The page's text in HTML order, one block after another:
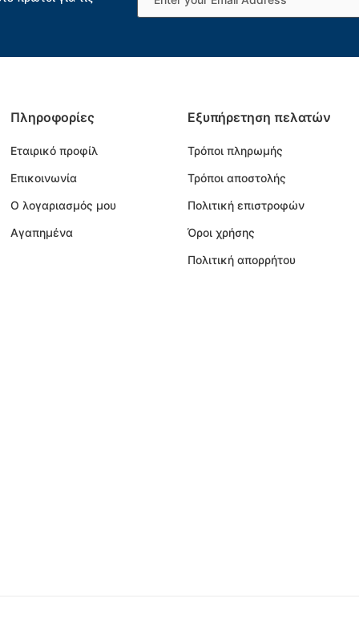
Πληροφορίες
Εταιρικό προφίλ
Επικοινωνία
Ο λογαριασμός μου
Αγαπημένα
Εξυπήρετηση πελατών
Τρόποι πληρωμής
Τρόποι αποστολής
Πολιτική επιστροφών
Όροι χρήσης
Πολιτική απορρήτου